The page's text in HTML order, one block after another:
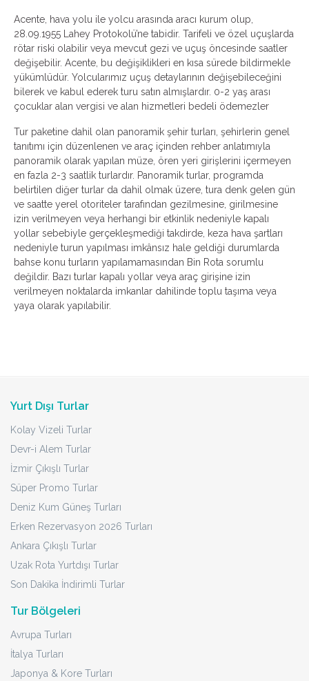
Acente, hava yolu ile yolcu arasında aracı kurum olup,
28.09.1955 Lahey Protokolü’ne tabidir. Tarifeli ve özel uçuşlarda
rötar riski olabilir veya mevcut gezi ve uçuş öncesinde saatler
değişebilir. Acente, bu değişiklikleri en kısa sürede bildirmekle
yükümlüdür. Yolcularımız uçuş detaylarının değişebileceğini
bilerek ve kabul ederek turu satın almışlardır. 0-2 yaş arası
çocuklar alan vergisi ve alan hizmetleri bedeli ödemezler
Tur paketine dahil olan panoramik şehir turları, şehirlerin genel
tanıtımı için düzenlenen ve araç içinden rehber anlatımıyla
panoramik olarak yapılan müze, ören yeri girişlerini içermeyen
en fazla 2-3 saatlik turlardır. Panoramik turlar, programda
belirtilen diğer turlar da dahil olmak üzere, tura denk gelen gün
ve saatte yerel otoriteler tarafından gezilmesine, girilmesine
izin verilmeyen veya herhangi bir etkinlik nedeniyle kapalı
yollar sebebiyle gerçekleşmediği takdirde, keza hava şartları
nedeniyle turun yapılması imkânsız hale geldiği durumlarda
bahse konu turların yapılamamasından Bin Rota sorumlu
değildir. Bazı turlar kapalı yollar veya araç girişine izin
verilmeyen noktalarda imkanlar dahilinde toplu taşıma veya
yaya olarak yapılabilir.
Yurt Dışı Turlar
Kolay Vizeli Turlar
Devr-i Alem Turlar
İzmir Çıkışlı Turlar
Süper Promo Turlar
Deniz Kum Güneş Turları
Erken Rezervasyon 2026 Turları
Ankara Çıkışlı Turlar
Uzak Rota Yurtdışı Turlar
Son Dakika İndirimli Turlar
Tur Bölgeleri
Avrupa Turları
İtalya Turları
Japonya & Kore Turları